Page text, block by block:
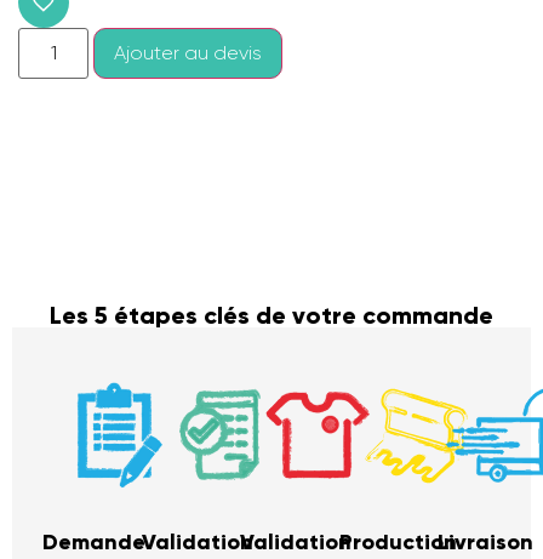
Ajouter au devis
Les 5 étapes clés de votre commande
DemandeValidationValidationProductionLivraison